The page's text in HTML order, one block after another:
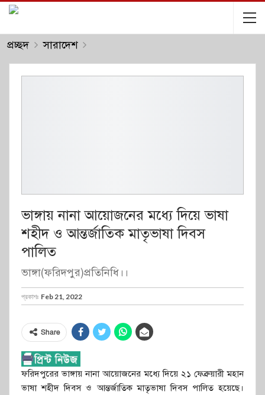
প্রচ্ছদ সারাদেশ
ভাঙ্গায় নানা আয়োজনের মধ্যে দিয়ে ভাষা
শহীদ ও আন্তর্জাতিক মাতৃভাষা দিবস
পালিত
ভাঙ্গা(ফরিদপুর)প্রতিনিধি।।
প্রকাশঃ Feb 21, 2022
Share
ফরিদপুরের ভাঙ্গায় নানা আয়োজনের মধ্যে দিয়ে ২১ ফেব্রুয়ারী মহান
ভাষা শহীদ দিবস ও আন্তর্জাতিক মাতৃভাষা দিবস পালিত হয়েছে।